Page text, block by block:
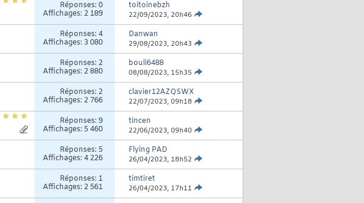
Réponses:0
Affichages: 2 189
toitoinebzh
22/09/2023, 20h46
Réponses:4
Affichages: 3 080
Danwan
29/08/2023, 20h43
Réponses: 2
Affichages: 2 880
bouli6488
08/08/2023, 15h35
Réponses: 2
Affichages: 2 766
clavier12AZQSWX
22/07/2023, 09h18
Réponses:9
Affichages: 5 460
tincen
22/06/2023, 09h40
Réponses: 5
Affichages: 4 226
Flying PAD
26/04/2023, 18h52
Réponses: 1
Affichages: 2 561
timtiret
26/04/2023, 17h11